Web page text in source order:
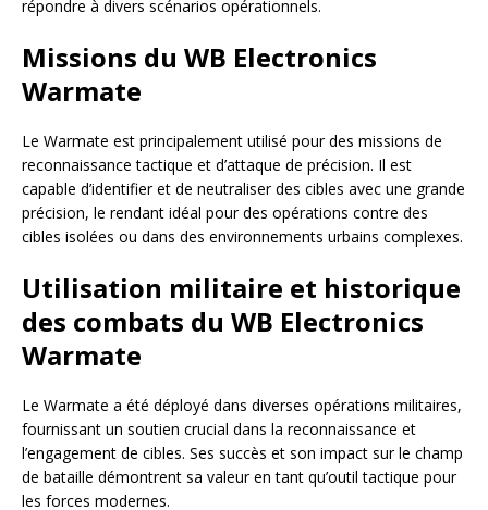
répondre à divers scénarios opérationnels.
Missions du WB Electronics
Warmate
Le Warmate est principalement utilisé pour des missions de
reconnaissance tactique et d’attaque de précision. Il est
capable d’identifier et de neutraliser des cibles avec une grande
précision, le rendant idéal pour des opérations contre des
cibles isolées ou dans des environnements urbains complexes.
Utilisation militaire et historique
des combats du WB Electronics
Warmate
Le Warmate a été déployé dans diverses opérations militaires,
fournissant un soutien crucial dans la reconnaissance et
l’engagement de cibles. Ses succès et son impact sur le champ
de bataille démontrent sa valeur en tant qu’outil tactique pour
les forces modernes.